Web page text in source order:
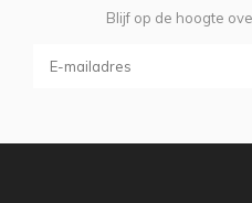
Blijf op de hoogte